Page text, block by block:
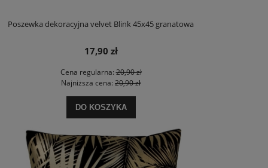
Poszewka dekoracyjna velvet Blink 45x45 granatowa
17,90 zł
Cena regularna:20,90 zł
Najniższa cena: 20,90 zł
DO KOSZYKA